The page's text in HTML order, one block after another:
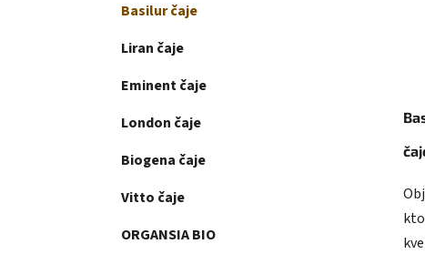
Basilur čaje
Liran čaje
Eminent čaje
London čaje
Biogena čaje
Vitto čaje
ORGANSIA BIO